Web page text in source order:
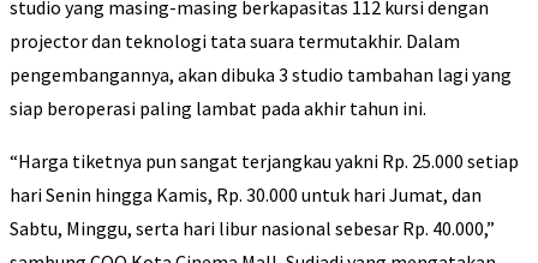
studio yang masing-masing berkapasitas 112 kursi dengan
projector dan teknologi tata suara termutakhir. Dalam
pengembangannya, akan dibuka 3 studio tambahan lagi yang
siap beroperasi paling lambat pada akhir tahun ini.
“Harga tiketnya pun sangat terjangkau yakni Rp. 25.000 setiap
hari Senin hingga Kamis, Rp. 30.000 untuk hari Jumat, dan
Sabtu, Minggu, serta hari libur nasional sebesar Rp. 40.000,”